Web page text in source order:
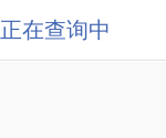
正在查询中